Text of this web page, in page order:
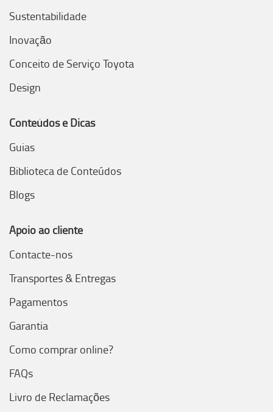
Sustentabilidade
Inovação
Conceito de Serviço Toyota
Design
Conteúdos e Dicas
Guias
Biblioteca de Conteúdos
Blogs
Apoio ao cliente
Contacte-nos
Transportes & Entregas
Pagamentos
Garantia
Como comprar online?
FAQs
Livro de Reclamações